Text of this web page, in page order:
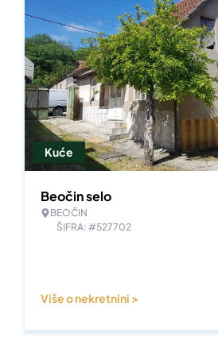
Kuće
Beočin selo
BEOČIN
ŠIFRA: #527702
Više o nekretnini >